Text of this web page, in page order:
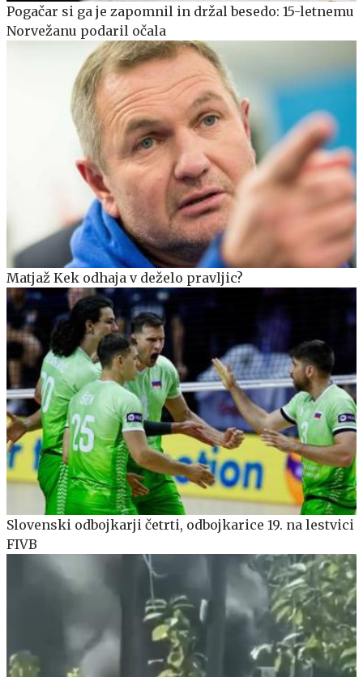
Pogačar si ga je zapomnil in držal besedo: 15-letnemu
Norvežanu podaril očala
Matjaž Kek odhaja v deželo pravljic?
Slovenski odbojkarji četrti, odbojkarice 19. na lestvici
FIVB